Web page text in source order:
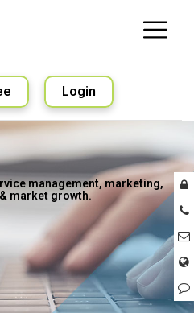
Login
management, marketing,
market growth.